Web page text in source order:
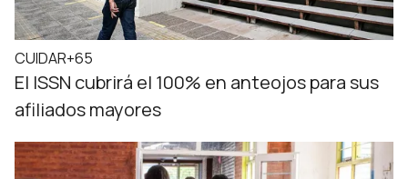
CUIDAR+65
El ISSN cubrirá el 100% en anteojos para sus
afiliados mayores